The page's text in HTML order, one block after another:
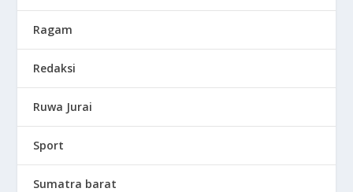
Ragam
Redaksi
Ruwa Jurai
Sport
Sumatra barat